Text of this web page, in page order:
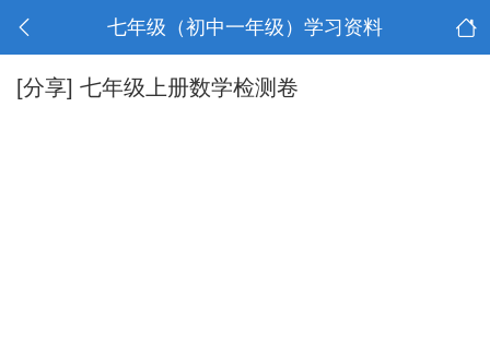
七年级（初中一年级）学习资料
[分享] 七年级上册数学检测卷